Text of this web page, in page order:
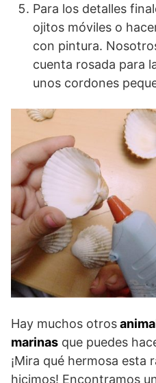
Para los detalles
ojitos móviles o
con pintura.
cuenta rosada para
unos cordones
Hay muchos otros
marinas que puedes
¡Mira qué hermosa esta
hicimos! Encontramos